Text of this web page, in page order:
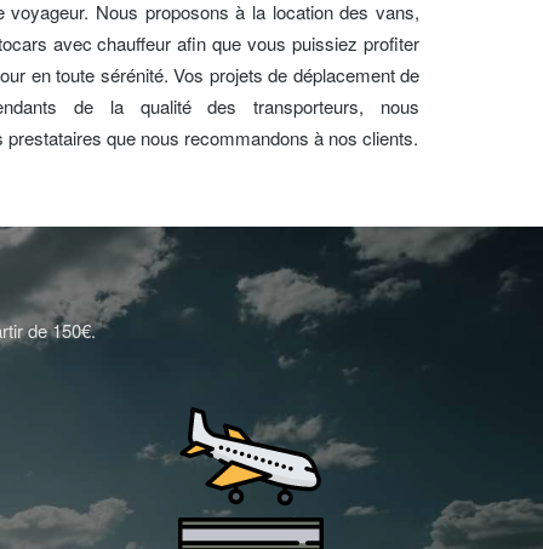
voyageur. Nous proposons à la location des vans,
avec chauffeur afin que vous puissiez profiter
en toute sérénité. Vos projets de déplacement de
de la qualité des transporteurs, nous
que nous recommandons à nos clients.
de 150€.